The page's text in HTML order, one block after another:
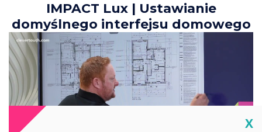
IMPACT Lux | Ustawianie
domyślnego interfejsu domowego
X